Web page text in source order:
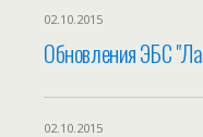
02.10.2015
Обновления ЭБС
02.10.2015